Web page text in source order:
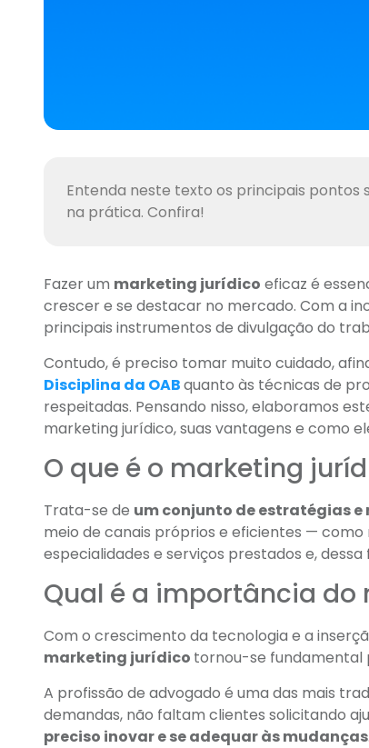
Entenda neste texto os principais pontos
na prática. Confira!
Fazer um marketing jurídico eficaz é
crescer e se destacar no mercado. Com a
principais instrumentos de divulgação do
Contudo, é preciso tomar muito cuidado,
Disciplina da OABquanto às técnicas de
respeitadas. Pensando nisso, elaboramos
marketing jurídico, suas vantagens e como
O que é o marketing
Trata-se de um conjunto de estratégias e
meio de canais próprios e eficientes — como
especialidades e serviços prestados e, dessa
Qual é a importância
Com o crescimento da tecnologia e a
marketing jurídico tornou-se fundamental
A profissão de advogado é uma das mais
demandas, não faltam clientes solicitando
preciso inovar e se adequar às mudanças.